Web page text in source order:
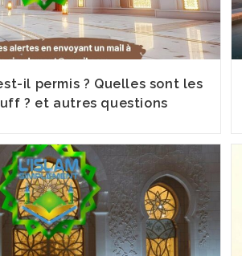
il permis ? Quelles sont les
? et autres questions